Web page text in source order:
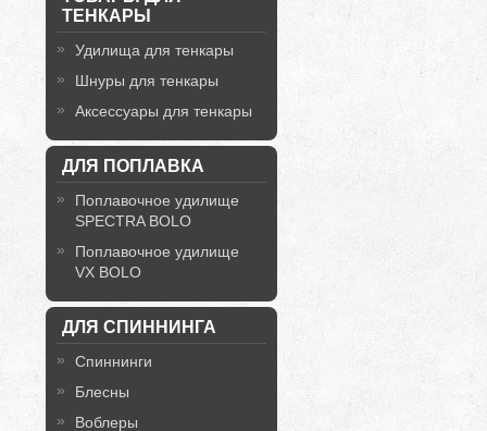
ТЕНКАРЫ
Удилища для тенкары
Шнуры для тенкары
Аксессуары для тенкары
ДЛЯ ПОПЛАВКА
Поплавочное удилище
SPECTRA BOLO
Поплавочное удилище
VX BOLO
ДЛЯ СПИННИНГА
Спиннинги
Блесны
Воблеры